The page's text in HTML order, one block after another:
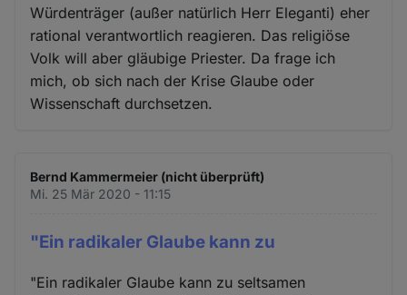
Würdenträger (außer natürlich Herr Eleganti) eher
rational verantwortlich reagieren. Das religiöse
Volk will aber gläubige Priester. Da frage ich
mich, ob sich nach der Krise Glaube oder
Wissenschaft durchsetzen.
Bernd Kammermeier (nicht überprüft)
Mi. 25 Mär 2020 - 11:15
"Ein radikaler Glaube kann zu
"Ein radikaler Glaube kann zu seltsamen